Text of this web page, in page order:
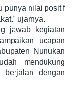
punya nilai positif
ujarnya.
jawab kegiatan
ucapan
Nunukan
mendukung
dengan